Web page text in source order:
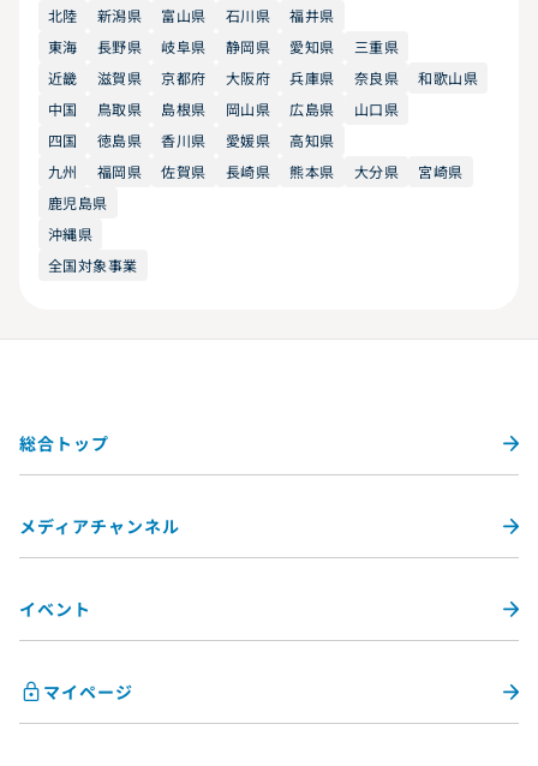
北陸
新潟県 富山県 石川県
福井県
東海
長野県 岐阜県 静岡県 愛知県
三重県
近畿
滋賀県 京都府 大阪府 兵庫県 奈良県
和歌山県
中国
鳥取県 島根県 岡山県 広島県
山口県
四国
徳島県 香川県 愛媛県
高知県
九州
福岡県 佐賀県 長崎県 熊本県 大分県
宮崎県
鹿児島県
沖縄県
全国対象事業
総合トップ
メディアチャンネル
イベント
マイページ